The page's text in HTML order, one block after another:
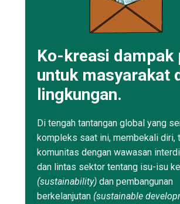
Ko-kreasi
untuk masyarakat
lingkungan.
Di tengah tantangan global yang
kompleks saat ini, membekali diri,
komunitas dengan wawasan
dan lintas sektor tentang isu-isu
(sustainability) dan pembangunan
berkelanjutan (sustainable